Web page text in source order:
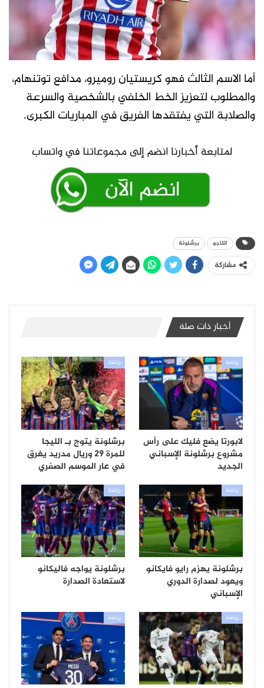
أما الاسم الثالث فهو كريستيان روميرو، مدافع توتنهام،
والمطلوب لتعزيز الخط الخلفي بالشخصية والسرعة
والصلابة التي يفتقدها الفريق في المباريات الكبرى.
التاجو برشلونة
مشاركة
أخبار ذات صلة
رياضة
لابورتا يضع فليك على رأس
مشروع برشلونة الإسباني
الجديد
رياضة
برشلونة يتوج بـ الليجا
للمرة 29 وريال مدريد يغرق
في عار الموسم الصفري
رياضة
برشلونة يهزم رايو فايكانو
ويعود لصدارة الدوري
الإسباني
رياضة
برشلونة يواجه فاليكانو
لاستعادة الصدارة
رياضة رياضة